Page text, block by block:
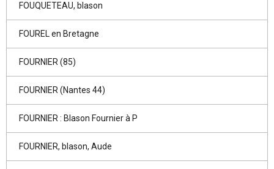
FOUQUETEAU, blason
FOUREL en Bretagne
FOURNIER (85)
FOURNIER (Nantes 44)
FOURNIER : Blason Fournier à P
FOURNIER, blason, Aude